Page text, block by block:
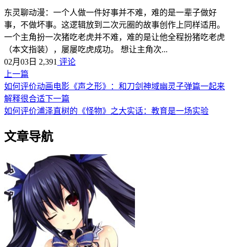
东灵聊动漫：一个人做一件好事并不难，难的是一辈子做好
事，不做坏事。这逻辑放到二次元圈的故事创作上同样适用。
一个主角扮一次猪吃老虎并不难，难的是让他全程扮猪吃老虎
（本文指装），屡屡吃虎成功。 想让主角次...
02月03日 2,391 评论
上一篇
如何评价动画电影《声之形》：和刀剑神域幽灵子弹篇一起来
解释很合适下一篇
如何评价浦泽直树的《怪物》之大实话：教育是一场实验
文章导航